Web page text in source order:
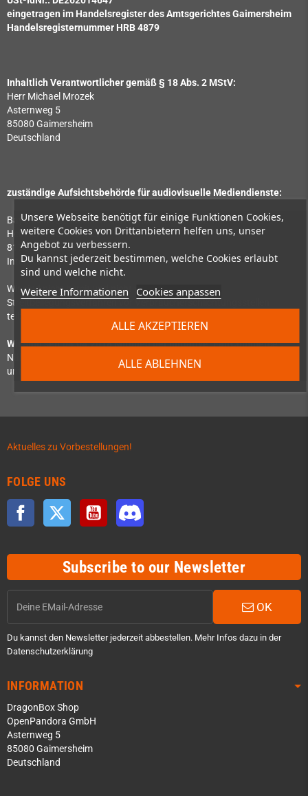
Unsere Webseite benötigt für einige Funktionen Cookies,
weitere Cookies von Drittanbietern helfen uns, unser
Angebot zu verbessern.
Du kannst jederzeit bestimmen, welche Cookies erlaubt
sind und welche nicht.
Weitere Informationen Cookies anpassen
ALLE ABLEHNEN
ALLE AKZEPTIEREN
eingetragen im Handelsregister des Amtsgerichtes Gaimersheim
Handelsregisternummer HRB 4879
Inhaltlich Verantwortlicher gemäß § 18 Abs. 2 MStV:
Herr Michael Mrozek
Asternweg 5
85080 Gaimersheim
Deutschland
zuständige Aufsichtsbehörde für audiovisuelle Mediendienste:
Bayerische Landeszentrale für neue Medien (BLM)
Heinrich-Lübke-Str. 27
81737 München
Internet:https://www.blm.de/
Wir sind nicht bereit und nicht verpflichtet, an
Streitbeilegungsverfahren vor Verbraucherschlichtungsstellen
teilzunehmen.
Wir sind seit04.04.2018Mitglied der Initiative "FairCommerce".
Nähere Informationen hierzu finden Sie
unter
www.haendlerbund.de/faircommerce.
Aktuelles zu Vorbestellungen!
FOLGE UNS
Facebook Twitter YouTube
Subscribe to our Newsletter
OK
Du kannst den Newsletter jederzeit abbestellen. Mehr Infos dazu in der
Datenschutzerklärung
INFORMATION
DragonBox Shop
OpenPandora GmbH
Asternweg 5
85080 Gaimersheim
Deutschland